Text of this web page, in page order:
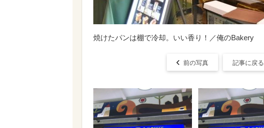
焼けたパンは棚で冷却。いい香り！／俺のBakery
前の写真 記事に戻る